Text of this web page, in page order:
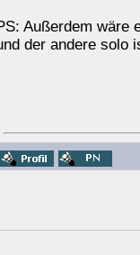
Außerdem wäre
der andere solo